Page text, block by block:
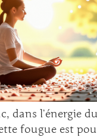
dans l’énergie
fougue est